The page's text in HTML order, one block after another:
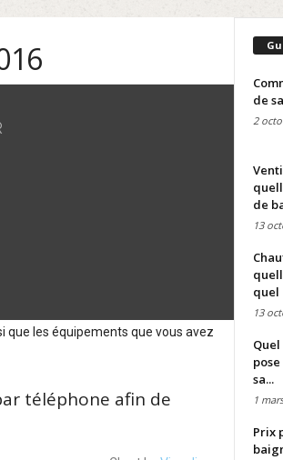
que les équipements que vous avez
téléphone afin de
de
2
de
13
quel
13
sa...
1
Prix